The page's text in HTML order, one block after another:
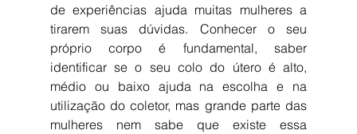
de experiências ajuda muitas mulheres a
tirarem suas dúvidas. Conhecer o seu
próprio corpo é fundamental, saber
identificar se o seu colo do útero é alto,
médio ou baixo ajuda na escolha e na
utilização do coletor, mas grande parte das
mulheres nem sabe que existe essa